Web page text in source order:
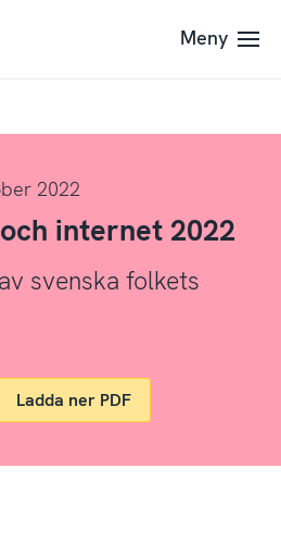
Meny
2022
internet 2022
svenska folkets
Ladda ner PDF